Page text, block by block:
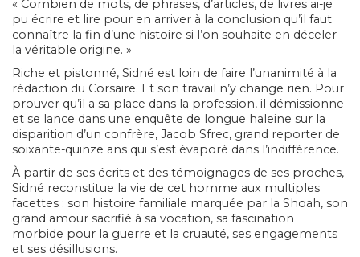
« Combien de mots, de phrases, d’articles, de livres ai-je
pu écrire et lire pour en arriver à la conclusion qu’il faut
connaître la fin d’une histoire si l’on souhaite en déceler
la véritable origine. »
Riche et pistonné, Sidné est loin de faire l’unanimité à la
rédaction du Corsaire. Et son travail n’y change rien. Pour
prouver qu’il a sa place dans la profession, il démissionne
et se lance dans une enquête de longue haleine sur la
disparition d’un confrère, Jacob Sfrec, grand reporter de
soixante-quinze ans qui s’est évaporé dans l’indifférence.
À partir de ses écrits et des témoignages de ses proches,
Sidné reconstitue la vie de cet homme aux multiples
facettes : son histoire familiale marquée par la Shoah, son
grand amour sacrifié à sa vocation, sa fascination
morbide pour la guerre et la cruauté, ses engagements
et ses désillusions.